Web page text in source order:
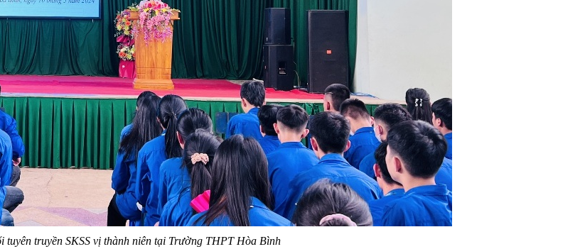
tuyên truyền SKSS vị thành niên tại Trường THPT Hòa Bình